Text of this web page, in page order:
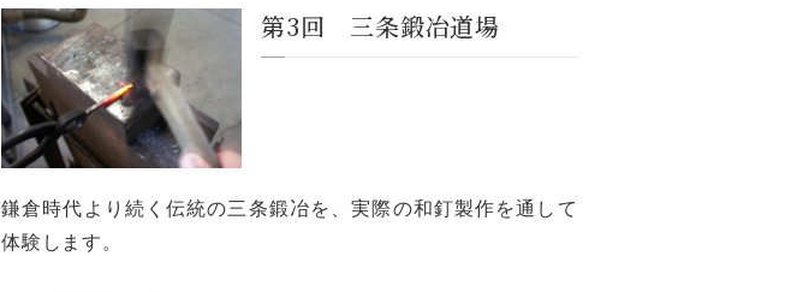
第3回 三条鍛冶道場
鎌倉時代より続く伝統の三条鍛冶を、実際の和釘製作を通して
体験します。